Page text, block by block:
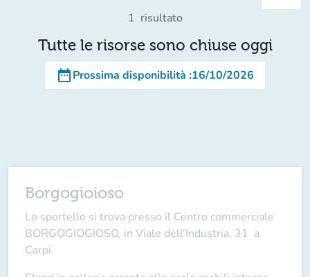
1 risultato
Tutte le risorse sono chiuse oggi
date_rangeProssima disponibilità :16/10/2026
Borgogioioso
Lo sportello si trova presso il Centro commerciale
BORGOGIOGIOSO, in Viale dell'Industria, 31 a
Carpi.